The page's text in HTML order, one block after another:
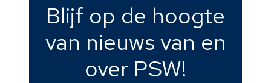
Blijf op de hoogte
van nieuws van en
over PSW!